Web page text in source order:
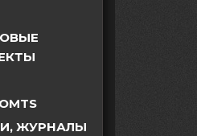
ЖУРНАЛЫ